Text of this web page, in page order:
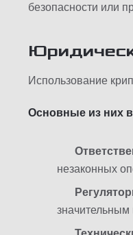
безопасности или
Использование
Основные из них
незаконных